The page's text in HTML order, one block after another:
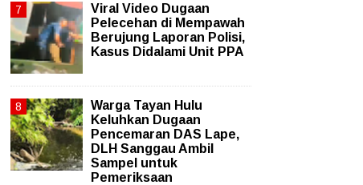
Viral Video Dugaan
Pelecehan di Mempawah
Berujung Laporan Polisi,
Kasus Didalami Unit PPA
Warga Tayan Hulu
Keluhkan Dugaan
Pencemaran DAS Lape,
DLH Sanggau Ambil
Sampel untuk
Pemeriksaan